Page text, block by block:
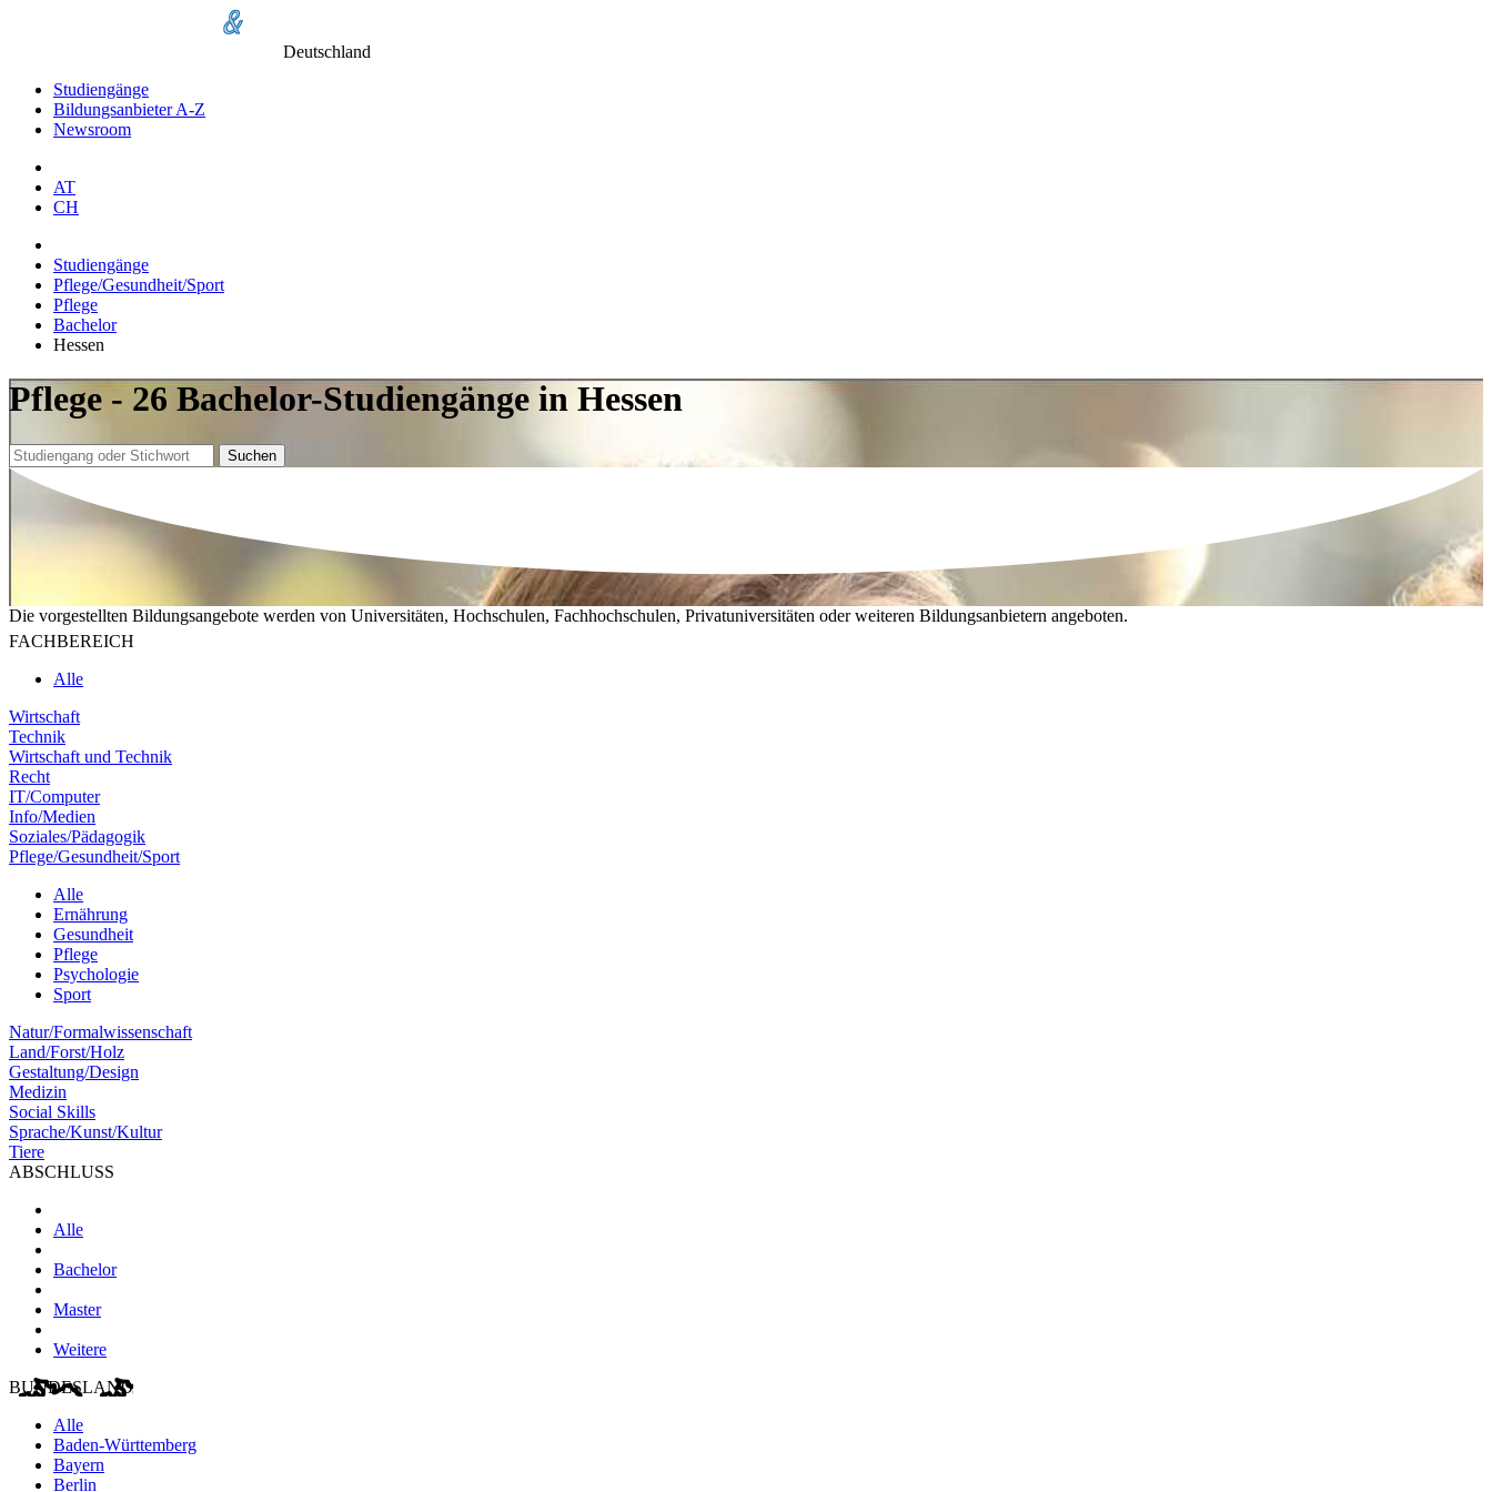
Deutschland
Studiengänge
Bildungsanbieter A-Z
Newsroom
AT
CH
Studiengänge
Pflege/Gesundheit/Sport
Pflege
Bachelor
Hessen
Pflege - 26 Bachelor-Studiengänge in Hessen
Suchen
Die vorgestellten Bildungsangebote werden von Universitäten, Hochschulen, Fachhochschulen, Privatuniversitäten oder weiteren Bildungsanbietern angeboten.
FACHBEREICH
Alle
Wirtschaft
Technik
Wirtschaft und Technik
Recht
IT/Computer
Info/Medien
Soziales/Pädagogik
Pflege/Gesundheit/Sport
Alle
Ernährung
Gesundheit
Pflege
Psychologie
Sport
Natur/Formalwissenschaft
Land/Forst/Holz
Gestaltung/Design
Medizin
Social Skills
Sprache/Kunst/Kultur
Tiere
ABSCHLUSS
Alle
Bachelor
Master
Weitere
BUNDESLAND
Alle
Baden-Württemberg
Bayern
Berlin